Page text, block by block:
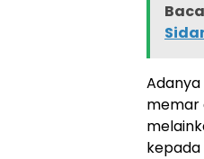
memar
kepada